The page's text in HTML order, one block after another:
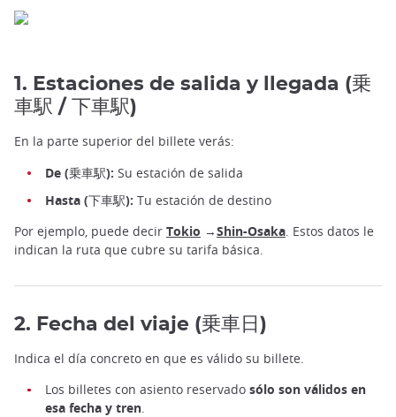
1. Estaciones de salida y llegada (乗
車駅 / 下車駅)
En la parte superior del billete verás:
De (乗車駅): Su estación de salida
Hasta (下車駅): Tu estación de destino
Por ejemplo, puede decir Tokio →Shin-Osaka . Estos datos le
indican la ruta que cubre su tarifa básica.
2. Fecha del viaje (乗車日)
Indica el día concreto en que es válido su billete.
Los billetes con asiento reservado sólo son válidos en
esa fecha y tren.